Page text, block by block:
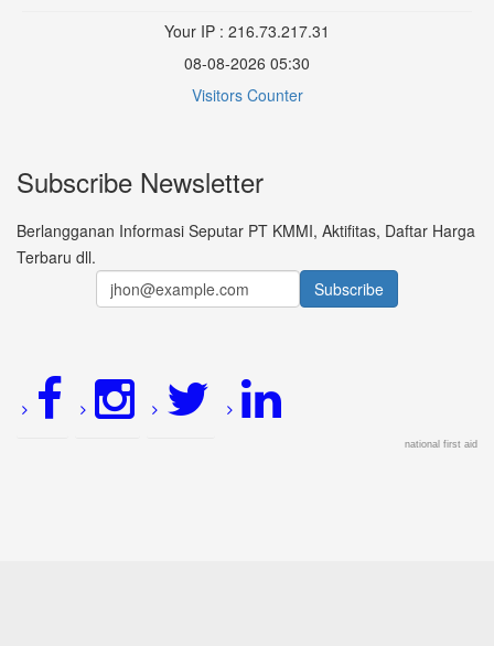
Your IP : 216.73.217.31
08-08-2026 05:30
Visitors Counter
Subscribe Newsletter
Berlangganan Informasi Seputar PT KMMI, Aktifitas, Daftar Harga
Terbaru dll.
national first aid